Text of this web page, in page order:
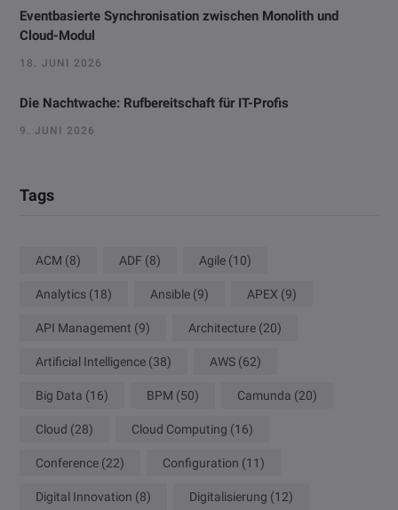
Eventbasierte Synchronisation zwischen Monolith und
Cloud-Modul
18. JUNI 2026
Die Nachtwache: Rufbereitschaft für IT-Profis
9. JUNI 2026
Tags
ACM (8) ADF (8) Agile (10)
Analytics (18) Ansible (9) APEX (9)
API Management (9) Architecture (20)
Artificial Intelligence (38) AWS (62)
Big Data (16) BPM (50) Camunda (20)
Cloud (28) Cloud Computing (16)
Conference (22) Configuration (11)
Digital Innovation (8) Digitalisierung (12)